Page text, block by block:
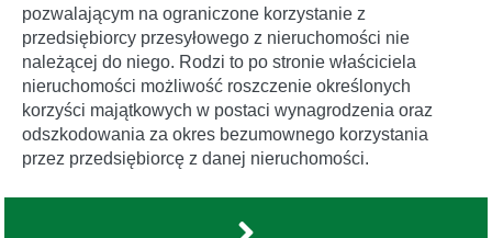
pozwalającym na ograniczone korzystanie z
przedsiębiorcy przesyłowego z nieruchomości nie
należącej do niego. Rodzi to po stronie właściciela
nieruchomości możliwość roszczenie określonych
korzyści majątkowych w postaci wynagrodzenia oraz
odszkodowania za okres bezumownego korzystania
przez przedsiębiorcę z danej nieruchomości.